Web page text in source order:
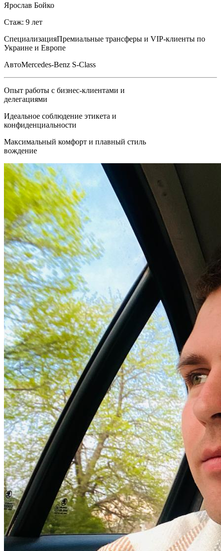
Ярослав Бойко
Стаж: 9 лет
СпециализацияПремиальные трансферы и VIP-клиенты по
Украине и Европе
АвтоMercedes-Benz S-Class
Опыт работы с бизнес-клиентами и
делегациями
Идеальное соблюдение этикета и
конфиденциальности
Максимальный комфорт и плавный стиль
вождение